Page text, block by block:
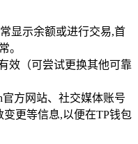
显示余额或进行交易,首
。
效（可尝试更换其他可靠
官方网站、社交媒体账号
更等信息,以便在TP钱包